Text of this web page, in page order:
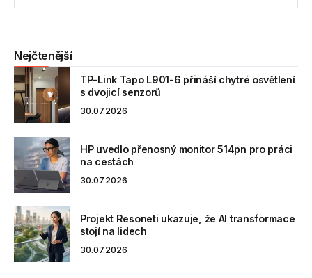
Nejčtenější
TP-Link Tapo L901-6 přináší chytré osvětlení
s dvojicí senzorů
30.07.2026
HP uvedlo přenosný monitor 514pn pro práci
na cestách
30.07.2026
Projekt Resoneti ukazuje, že AI transformace
stojí na lidech
30.07.2026